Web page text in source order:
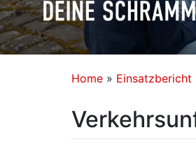
Home » Einsatzbericht